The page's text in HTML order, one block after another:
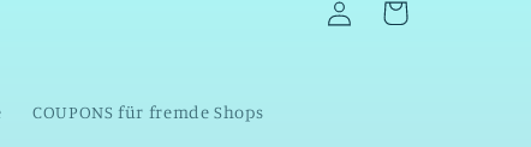
COUPONS für fremde Shops
EinloggenWarenkorb